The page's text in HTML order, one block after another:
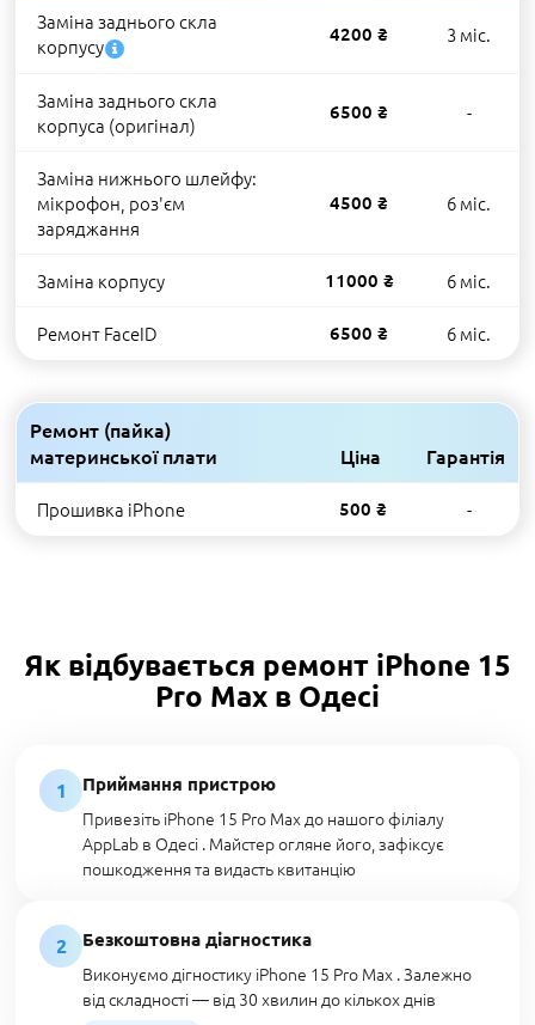
Заміна заднього скла
корпусу
4200 ₴ 3 міс.
Заміна заднього скла
корпуса (оригінал)
6500 ₴ -
Заміна нижнього шлейфу:
мікрофон, роз'єм
заряджання
4500 ₴ 6 міс.
Заміна корпусу 11000 ₴ 6 міс.
Ремонт FaceID 6500 ₴ 6 міс.
Ремонт (пайка)
материнської плати
Ціна Гарантія
Прошивка iPhone 500 ₴ -
Як відбувається ремонт iPhone 15
Pro Max в Одесі
1
Приймання пристрою
Привезіть iPhone 15 Pro Max до нашого філіалу
AppLab в Одесі . Майстер огляне його, зафіксує
пошкодження та видасть квитанцію
2
Безкоштовна діагностика
Виконуємо дігностику iPhone 15 Pro Max . Залежно
від складності — від 30 хвилин до кількох днів